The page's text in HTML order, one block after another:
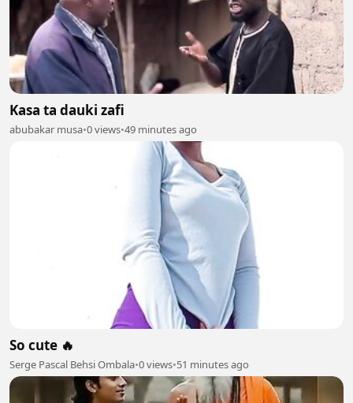
Kasa ta dauki zafi
abubakar musa•0 views•49 minutes ago
So cute 🔥
Serge Pascal Behsi Ombala•0 views•51 minutes ago